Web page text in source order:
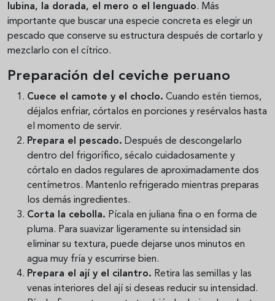
lubina, la dorada, el mero o el lenguado. Más
importante que buscar una especie concreta es elegir un
pescado que conserve su estructura después de cortarlo y
mezclarlo con el cítrico.
Preparación del ceviche peruano
Cuece el camote y el choclo. Cuando estén tiernos,
déjalos enfriar, córtalos en porciones y resérvalos hasta
el momento de servir.
Prepara el pescado. Después de descongelarlo
dentro del frigorífico, sécalo cuidadosamente y
córtalo en dados regulares de aproximadamente dos
centímetros. Mantenlo refrigerado mientras preparas
los demás ingredientes.
Corta la cebolla. Pícala en juliana fina o en forma de
pluma. Para suavizar ligeramente su intensidad sin
eliminar su textura, puede dejarse unos minutos en
agua muy fría y escurrirse bien.
Prepara el ají y el cilantro. Retira las semillas y las
venas interiores del ají si deseas reducir su intensidad.